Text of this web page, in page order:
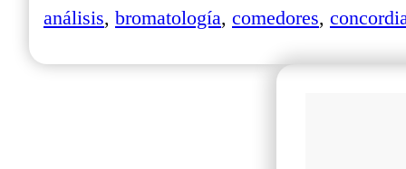
análisis, bromatología, comedores,